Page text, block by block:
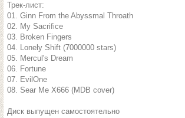
Трек-лист:
01. Ginn From the Abyssmal Throath
02. My Sacrifice
03. Broken Fingers
04. Lonely Shift (7000000 stars)
05. Mercul's Dream
06. Fortune
07. EvilOne
08. Sear Me X666 (MDB cover)
Диск выпущен самостоятельно